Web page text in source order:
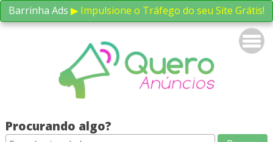
Barrinha Ads ▶ Impulsione o Tráfego do seu Site Grátis!
Procurando algo?